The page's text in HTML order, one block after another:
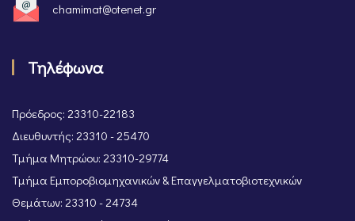
chamimat@otenet.gr
Τηλέφωνα
Πρόεδρος: 23310-22183
Διευθυντής: 23310 - 25470
Τμήμα Μητρώου: 23310-29774
Τμήμα Εμποροβιομηχανικών & Επαγγελματοβιοτεχνικών
Θεμάτων: 23310 - 24734